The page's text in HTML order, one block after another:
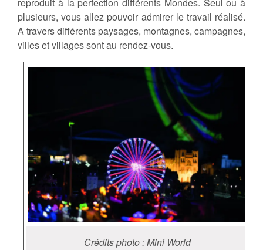
plusieurs, vous allez pouvoir admirer le travail réalisé.
A travers différents paysages, montagnes, campagnes,
villes et villages sont au rendez-vous.
Crédits photo : Mini World